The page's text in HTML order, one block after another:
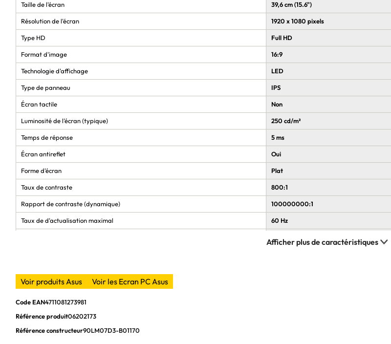
Taille de l'écran 39,6 cm (15.6")
Résolution de l'écran 1920 x 1080 pixels
Type HD Full HD
Format d'image 16:9
Technologie d'affichage LED
Type de panneau IPS
Écran tactile Non
Luminosité de l'écran (typique) 250 cd/m²
Temps de réponse 5 ms
Écran antireflet Oui
Forme d'écran Plat
Taux de contraste 800:1
Rapport de contraste (dynamique) 100000000:1
Taux de d'actualisation maximal 60 Hz
Pas de pixel
Taille visualisable horizontale
Taille visualisable verticale
Voir produits Asus Voir les Ecran PC Asus
Code EAN4711081273981
Référence produit06202173
Référence constructeur90LM07D3-B01170